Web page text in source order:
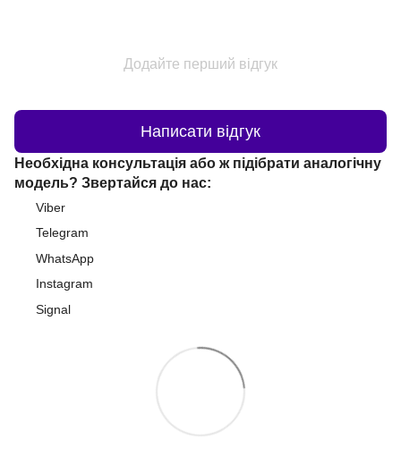
Додайте перший відгук
Написати відгук
Необхідна консультація або ж підібрати аналогічну
модель? Звертайся до нас:
Viber
Telegram
WhatsApp
Instagram
Signal